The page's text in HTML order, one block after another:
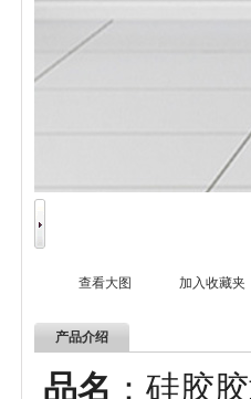
查看大图 加入收藏夹
产品介绍
品名 ：